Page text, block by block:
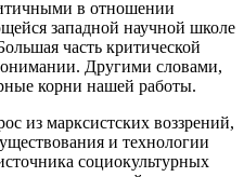
в отношении
западной научной школе
часть критической
Другими словами,
корни нашей работы.
из марксистских воззрений,
и технологии
социокультурных